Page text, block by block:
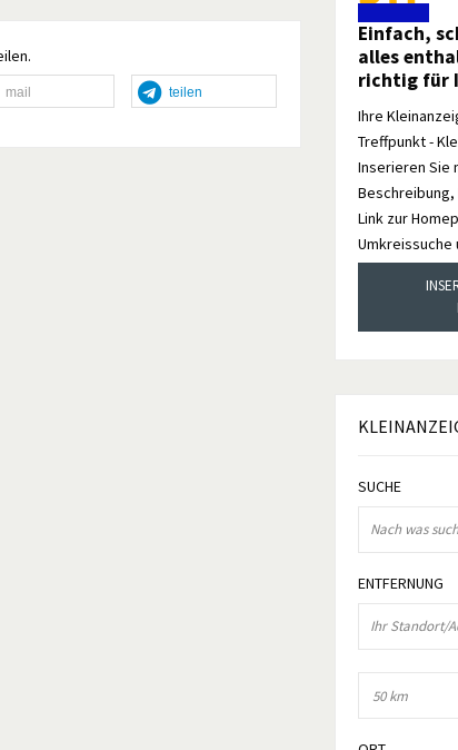
mail teilen
Einfach,
alles
richtig für
Ihre
Treffpunkt -
Inserieren Sie
Link zur
Umkreissuche
SUCHE
ENTFERNUNG